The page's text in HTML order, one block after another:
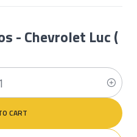
- Chevrolet Luc (
CART